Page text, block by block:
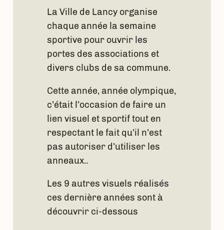
La Ville de Lancy organise
chaque année la semaine
sportive pour ouvrir les
portes des associations et
divers clubs de sa commune.
Cette année, année olympique,
c’était l’occasion de faire un
lien visuel et sportif tout en
respectant le fait qu’il n’est
pas autoriser d’utiliser les
anneaux..
Les 9 autres visuels réalisés
ces dernière années sont à
découvrir ci-dessous